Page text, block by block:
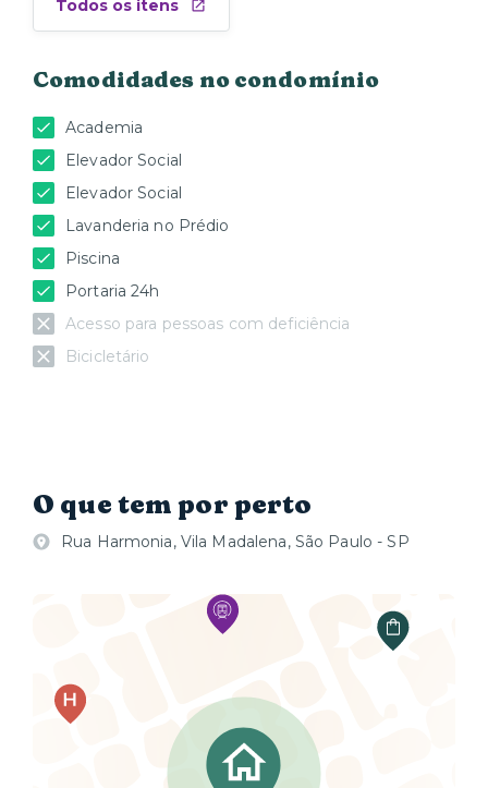
Todos os itens
Comodidades no condomínio
Academia
Elevador Social
Elevador Social
Lavanderia no Prédio
Piscina
Portaria 24h
Acesso para pessoas com deficiência
Bicicletário
O que tem por perto
Rua Harmonia, Vila Madalena, São Paulo - SP